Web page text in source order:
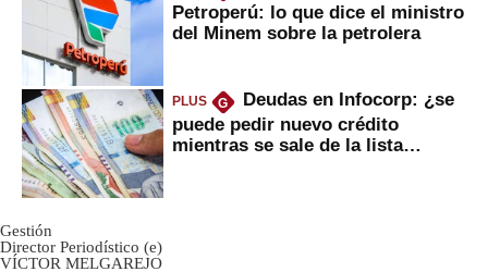
Petroperú: lo que dice el ministro
del Minem sobre la petrolera
PLUS G
Deudas en Infocorp: ¿se
puede pedir nuevo crédito
mientras se sale de la lista
Gestión
Director Periodístico (e)
VÍCTOR MELGAREJO